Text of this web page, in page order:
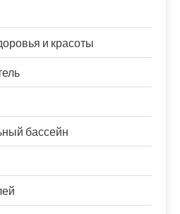
и красоты
бассейн